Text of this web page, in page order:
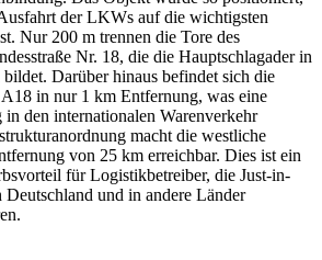
der LKWs auf die wichtigsten
Nur 200 m trennen die Tore des
Nr. 18, die die Hauptschlagader in
Darüber hinaus befindet sich die
in nur 1 km Entfernung, was eine
den internationalen Warenverkehr
macht die westliche
von 25 km erreichbar. Dies ist ein
für Logistikbetreiber, die Just-in-
und in andere Länder